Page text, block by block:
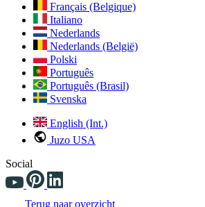
Français (Belgique)
Italiano
Nederlands
Nederlands (België)
Polski
Português
Português (Brasil)
Svenska
English (Int.)
Juzo USA
Social
Terug naar overzicht